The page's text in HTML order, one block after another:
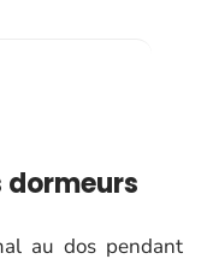
dormeurs
au dos pendant